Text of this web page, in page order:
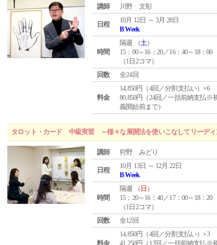
講師 川野 文彰
日程
10月 12日 ～ 3月 28日
B Week
時間
隔週 （土）
15：00～16：20／16：40～18：00
（1日2コマ）
回数
全24回
料金
14,850円（4回／分割支払い）×6
80,850円（24回／一括前納支払※
義開始前まで）
タロット・カード 中級実習 ～様々な展開法を使いこなしてリーディ
講師 狩野 みどり
日程
10月 13日 ～ 12月 22日
B Week
時間
隔週 （ 日 ）
15：20～16：40／17：00～18：20
（1日2コマ）
回数
全12回
料金
14,850円（4回／分割支払い）×3
41,250円（12回／一括前納支払※